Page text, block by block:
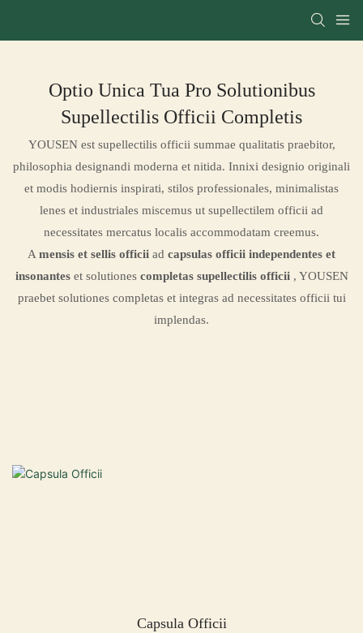
Optio Unica Tua Pro Solutionibus
Supellectilis Officii Completis
YOUSEN est supellectilis officii summae qualitatis praebitor,
philosophia designandi moderna et nitida. Innixi designio originali
et modis hodiernis inspirati, stilos professionales, minimalistas
lenes et industriales miscemus ut supellectilem officii ad
necessitates mercatus localis accommodatam creemus.
Amensis et sellis officii ad capsulas officii independentes et
insonanteset solutiones completas supellectilis officii, YOUSEN
praebet solutiones completas et integras ad necessitates officii tui
implendas.
Capsula Officii